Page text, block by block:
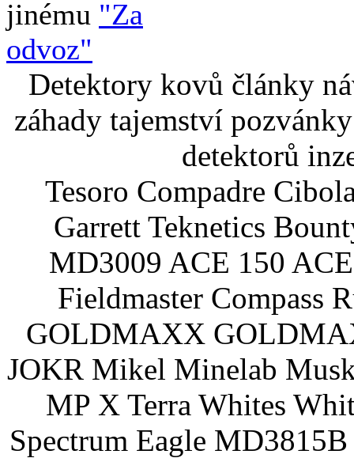
jinému "Za
odvoz"
Detektory kovů články
záhady tajemství
detektorů
Tesoro Compadre
Garrett Teknetics
MD3009 ACE 150
Fieldmaster Compass
GOLDMAXX
JOKR Mikel Minelab
MP X Terra Whites
Spectrum Eagle